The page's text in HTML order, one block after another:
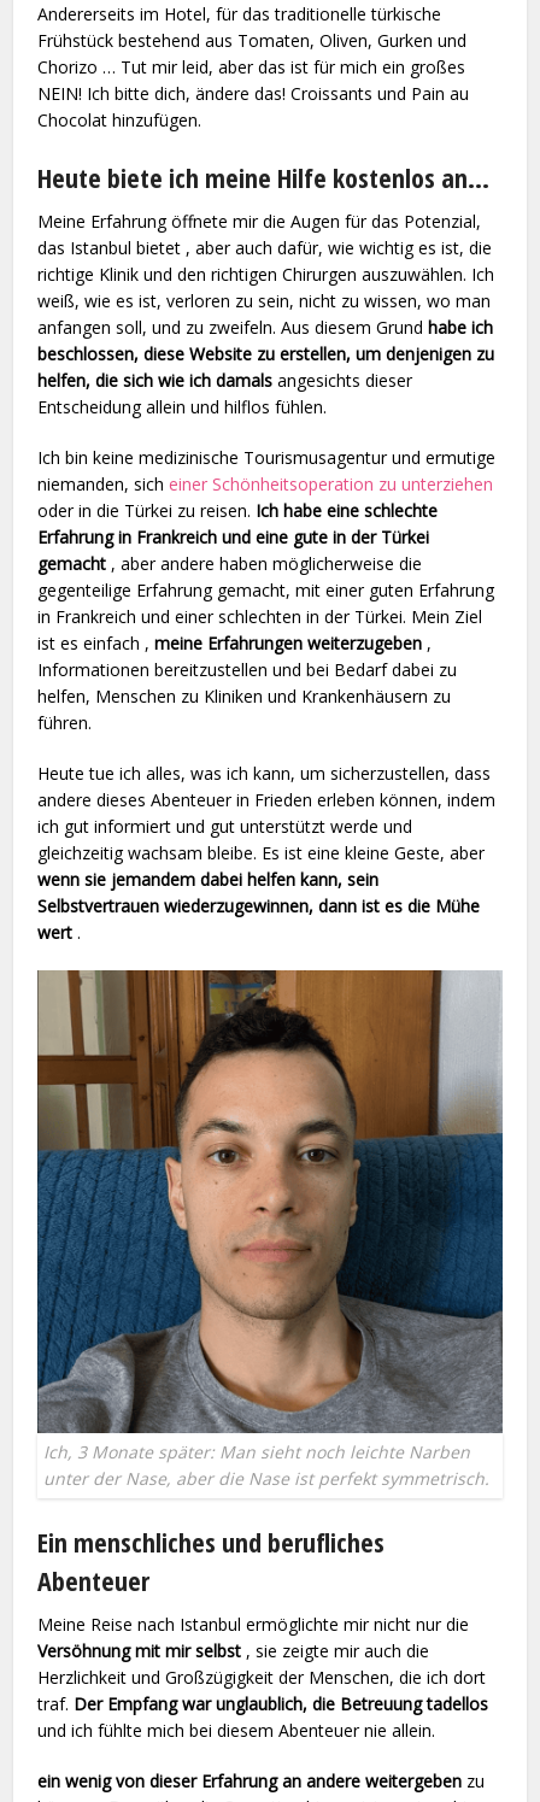
Andererseits im Hotel, für das traditionelle türkische
Frühstück bestehend aus Tomaten, Oliven, Gurken und
Chorizo … Tut mir leid, aber das ist für mich ein großes
NEIN! Ich bitte dich, ändere das! Croissants und Pain au
Chocolat hinzufügen.
Heute biete ich meine Hilfe kostenlos an…
Meine Erfahrung öffnete mir die Augen für das Potenzial,
das Istanbul bietet , aber auch dafür, wie wichtig es ist, die
richtige Klinik und den richtigen Chirurgen auszuwählen. Ich
weiß, wie es ist, verloren zu sein, nicht zu wissen, wo man
anfangen soll, und zu zweifeln. Aus diesem Grundhabe ich
beschlossen, diese Website zu erstellen, um denjenigen zu
helfen, die sich wie ich damalsangesichts dieser
Entscheidung allein und hilflos fühlen.
Ich bin keine medizinische Tourismusagentur und ermutige
niemanden, sich einer Schönheitsoperation zu unterziehen
oder in die Türkei zu reisen. Ich habe eine schlechte
Erfahrung in Frankreich und eine gute in der Türkei
gemacht , aber andere haben möglicherweise die
gegenteilige Erfahrung gemacht, mit einer guten Erfahrung
in Frankreich und einer schlechten in der Türkei. Mein Ziel
ist es einfach ,meine Erfahrungen weiterzugeben ,
Informationen bereitzustellen und bei Bedarf dabei zu
helfen, Menschen zu Kliniken und Krankenhäusern zu
führen.
Heute tue ich alles, was ich kann, um sicherzustellen, dass
andere dieses Abenteuer in Frieden erleben können, indem
ich gut informiert und gut unterstützt werde und
gleichzeitig wachsam bleibe. Es ist eine kleine Geste, aber
wenn sie jemandem dabei helfen kann, sein
Selbstvertrauen wiederzugewinnen, dann ist es die Mühe
wert.
Ich, 3 Monate später: Man sieht noch leichte Narben
unter der Nase, aber die Nase ist perfekt symmetrisch.
Ein menschliches und berufliches
Abenteuer
Meine Reise nach Istanbul ermöglichte mir nicht nur die
Versöhnung mit mir selbst , sie zeigte mir auch die
Herzlichkeit und Großzügigkeit der Menschen, die ich dort
traf. Der Empfang war unglaublich, die Betreuung tadellos
und ich fühlte mich bei diesem Abenteuer nie allein.
ein wenig von dieser Erfahrung an andere weitergeben zu